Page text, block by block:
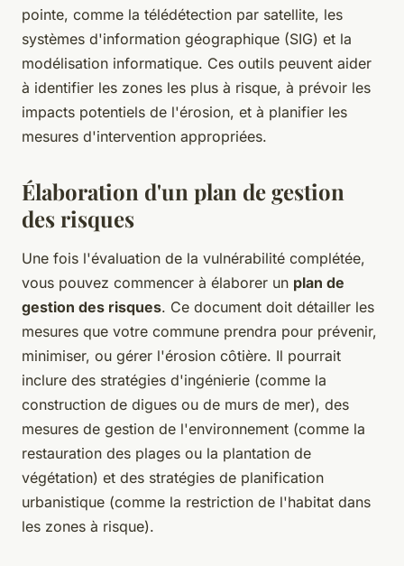
pointe, comme la télédétection par satellite, les
systèmes d'information géographique (SIG) et la
modélisation informatique. Ces outils peuvent aider
à identifier les zones les plus à risque, à prévoir les
impacts potentiels de l'érosion, et à planifier les
mesures d'intervention appropriées.
Élaboration d'un plan de gestion
des risques
Une fois l'évaluation de la vulnérabilité complétée,
vous pouvez commencer à élaborer un plan de
gestion des risques. Ce document doit détailler les
mesures que votre commune prendra pour prévenir,
minimiser, ou gérer l'érosion côtière. Il pourrait
inclure des stratégies d'ingénierie (comme la
construction de digues ou de murs de mer), des
mesures de gestion de l'environnement (comme la
restauration des plages ou la plantation de
végétation) et des stratégies de planification
urbanistique (comme la restriction de l'habitat dans
les zones à risque).